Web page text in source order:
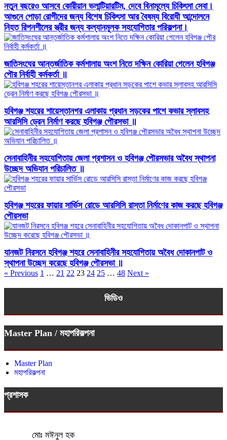
নতুন বছরেও আসবে কোরীয়ান ভলান্টিয়ারটিম, দেবে বিনামূল্যে চিকিৎসা সেবা।
আগুনে পোড়া রোগীদের জন্য বিশেষ চিকিৎসা আর বৈষম্য বিরোধী আন্দোলনে
নিহত রিপনশীলের স্ত্রীর জন্য কল্যানমূলক সহযোগিতার পরিকল্পনা।
জাতিসংঘের আন্তর্জাতিক কর্মশালায় অংশ নিতে দক্ষিন কোরিয়া গেলেন হবিগঞ্জ
পৌর নির্বাহী কর্মকর্তা ॥
হবিগঞ্জ শহরের শায়েস্তানগর এলাকায় প্রধান সড়কের পাশে কভার স্লাবসহ
আরসিসি ড্রেন নির্মাণ করছে হবিগঞ্জ পৌরসভা ॥
সেনাবাহিনীর সহযোগিতায় জেলা প্রশাসন ও হবিগঞ্জ পৌরসভার অবৈধ স্থাপনা
উচ্ছেদ অভিযান পরিচালিত ॥
হবিগঞ্জ শহরের ফায়ার সার্ভিস রোডে আরসিসি রাস্তা নির্মাণের কাজ করছে হবিগঞ্জ
পৌরসভা
যানজট নিরসনে হবিগঞ্জ শহরে সেনাবাহিনীর সহযোগিতায় অবৈধ দোকানপাট ও
স্থাপনা উচ্ছেদ করেছে হবিগঞ্জ পৌরসভা ॥
« Previous 1 … 21 22 23 24 25 … 48 Next »
ভিডিও
Master Plan / মহাপরিকল্পনা
Master Plan
মহাপরিকল্পনা
প্রশাসক
মোঃ মঈনুল হক